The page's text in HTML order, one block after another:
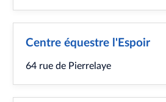
Centre équestre l'Espoir
64 rue de Pierrelaye